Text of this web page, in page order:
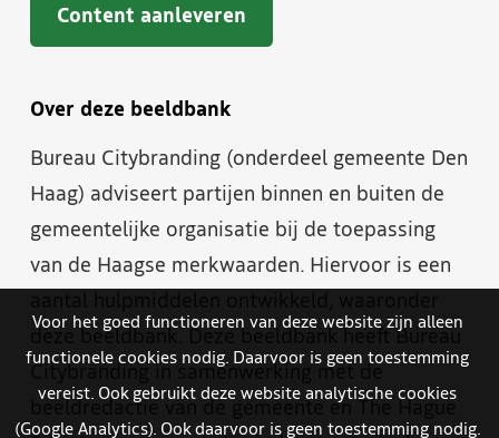
Content aanleveren
Over deze beeldbank
Bureau Citybranding (onderdeel gemeente Den
Haag) adviseert partijen binnen en buiten de
gemeentelijke organisatie bij de toepassing
van de Haagse merkwaarden. Hiervoor is een
Voor het goed functioneren van deze website zijn alleen
functionele cookies nodig. Daarvoor is geen toestemming
vereist. Ook gebruikt deze website analytische cookies
(Google Analytics). Ook daarvoor is geen toestemming nodig.